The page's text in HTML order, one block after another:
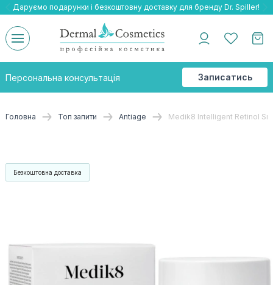
Даруємо безкоштовну доставку та подарнки до бренду Braderm!
-25% на весь бренд HOLY LAND!
Даруємо подарунки і безкоштовну доставку для бренду Dr. Spiller!
Персональна консультація
Записатись
на
Головна Топ запити Antiage Medik8 Intelligent Retinol
Безкоштовна доставка